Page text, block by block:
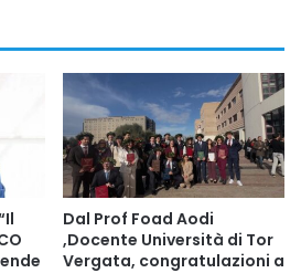
Israele come partner di
musulmana come una sfida
influenzando la legislazione e le
tutto il continente.
empiriche dimostrano
maggioranza dei
l’estremismo e sostiene valori
Dal Prof Foad Aodi
,Docente Università di Tor
Vergata, congratulazioni a